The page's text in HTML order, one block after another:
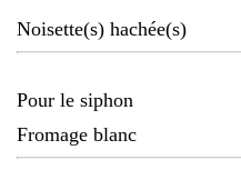
Noisette(s) hachée(s)
Pour le siphon
Fromage blanc